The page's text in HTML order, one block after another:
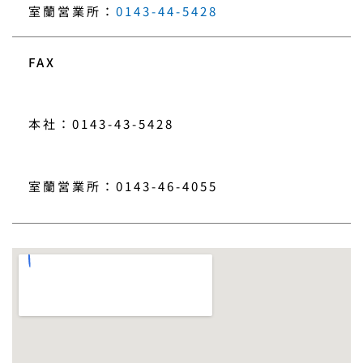
室蘭営業所： 0143-44-5428
FAX
本社：0143-43-5428
室蘭営業所：0143-46-4055